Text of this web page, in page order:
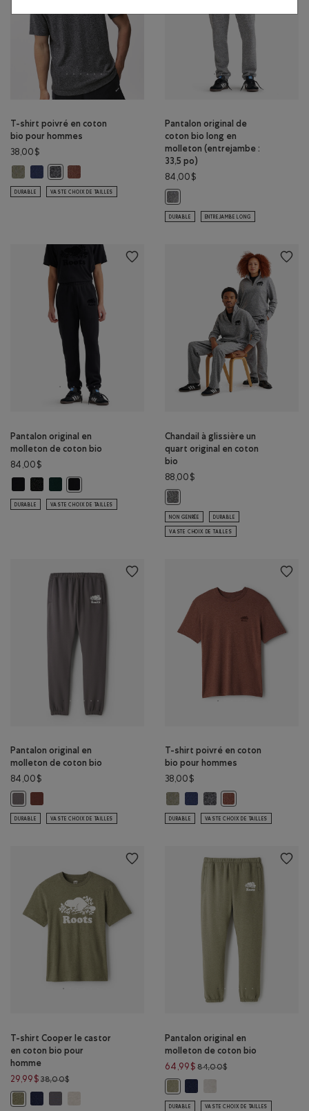
T-shirt poivré en coton
bio pour hommes
38,00$
T-shirt poivré en coton bio pour hommes: OMBRE VERTE POIVRÉE
T-shirt poivré en coton bio pour hommes: CRÉPUSCULE POIVRÉ
T-shirt poivré en coton bio pour hommes: POIVRE CHARBON
T-shirt poivré en coton bio pour hommes: BRUN ROUILLE
DURABLE VASTE CHOIX DE TAILLES
Pantalon original de
coton bio long en
molleton (entrejambe :
33,5 po)
84,00$
Pantalon original de coton bio
DURABLE ENTREJAMBE LONG
Pantalon original en
molleton de coton bio
84,00$
Pantalon original en molleton de coton bio: NOIR Couleur
Pantalon original en molleton de coton bio: POIVRE NOIR Couleur
Pantalon original en molleton de coton bio: VARSITY VERT
Pantalon original en molleton de coton bio: NOIR/NOIR
DURABLE VASTE CHOIX DE TAILLES
Chandail à glissière un
quart original en coton
bio
88,00$
Chandail à glissière un quart
NON GENRÉE DURABLE
VASTE CHOIX DE TAILLES
Pantalon original en
molleton de coton bio
84,00$
Pantalon original en molleton de coton bio: GRIS FALAISE Couleur
Pantalon original en molleton de coton bio: BRUN ROUILLE Couleur
DURABLE VASTE CHOIX DE TAILLES
T-shirt poivré en coton
bio pour hommes
38,00$
T-shirt poivré en coton bio pour
T-shirt poivré en coton bio
T-shirt poivré en coton
DURABLE VASTE CHOIX DE TAILLES
T-shirt Cooper le castor
en coton bio pour
homme
29,99$ 38,00$Prix réduit de 38,00$ à 29,99$
T-shirt Cooper le castor en coton bio pour homme: MÉLANGE
T-shirt Cooper le castor en coton bio pour homme: GRIS
T-shirt Cooper le castor en coton bio pour homme:
Pantalon original en
molleton de coton bio
64,99$ 84,00$Prix réduit de
DURABLE VASTE CHOIX DE TAILLES